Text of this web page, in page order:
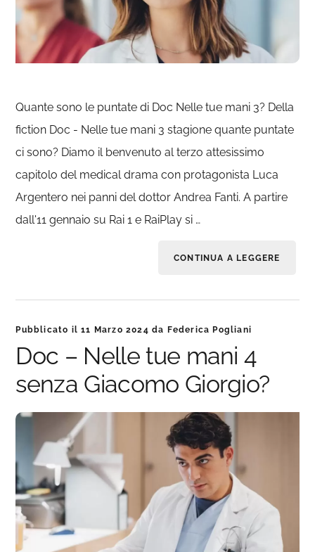
Quante sono le puntate di Doc Nelle tue mani 3? Della
fiction Doc - Nelle tue mani 3 stagione quante puntate
ci sono? Diamo il benvenuto al terzo attesissimo
capitolo del medical drama con protagonista Luca
Argentero nei panni del dottor Andrea Fanti. A partire
dall'11 gennaio su Rai 1 e RaiPlay si …
CONTINUA A LEGGERE
Pubblicato il11 Marzo 2024 da Federica Pogliani
Doc – Nelle tue mani 4
senza Giacomo Giorgio?